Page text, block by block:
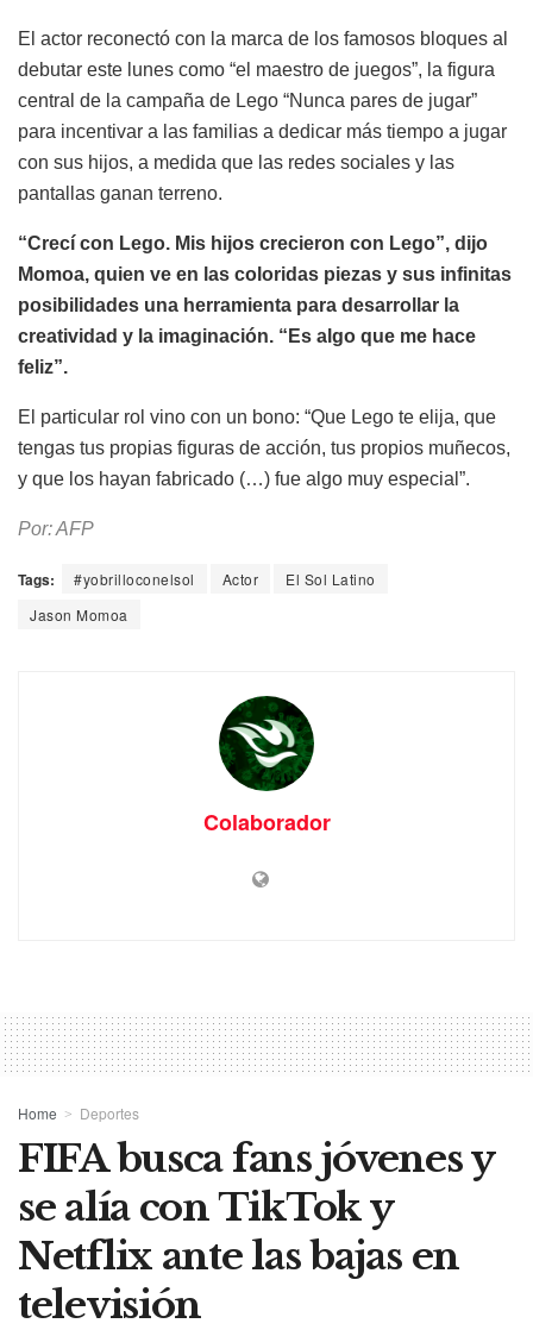
El actor reconectó con la marca de los famosos bloques al
debutar este lunes como “el maestro de juegos”, la figura
central de la campaña de Lego “Nunca pares de jugar”
para incentivar a las familias a dedicar más tiempo a jugar
con sus hijos, a medida que las redes sociales y las
pantallas ganan terreno.
“Crecí con Lego. Mis hijos crecieron con Lego”, dijo
Momoa, quien ve en las coloridas piezas y sus infinitas
posibilidades una herramienta para desarrollar la
creatividad y la imaginación. “Es algo que me hace
feliz”.
El particular rol vino con un bono: “Que Lego te elija, que
tengas tus propias figuras de acción, tus propios muñecos,
y que los hayan fabricado (…) fue algo muy especial”.
Por: AFP
Tags: #yobrilloconelsol Actor
El Sol Latino
Jason Momoa
Colaborador
Home Deportes
FIFA busca fans jóvenes y
se alía con TikTok y
Netflix ante las bajas en
televisión